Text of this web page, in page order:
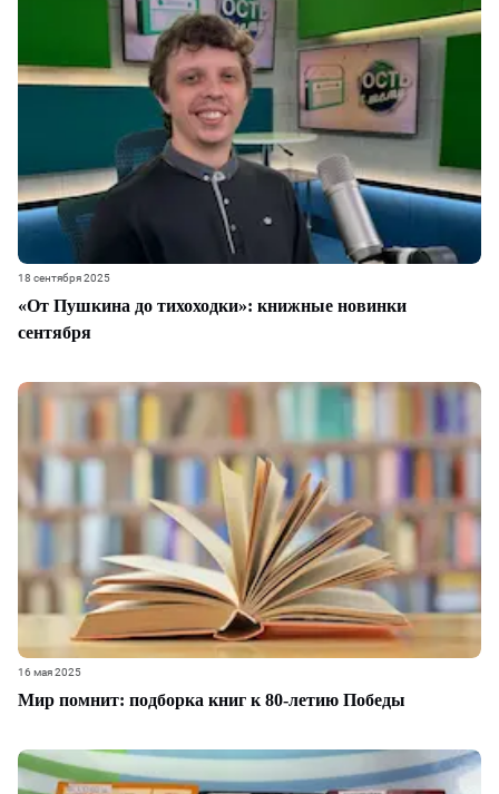
«От Пушкина до тихоходки»: книжные новинки
сентября
18 сентября 2025
Мир помнит: подборка книг к 80-летию Победы
16 мая 2025